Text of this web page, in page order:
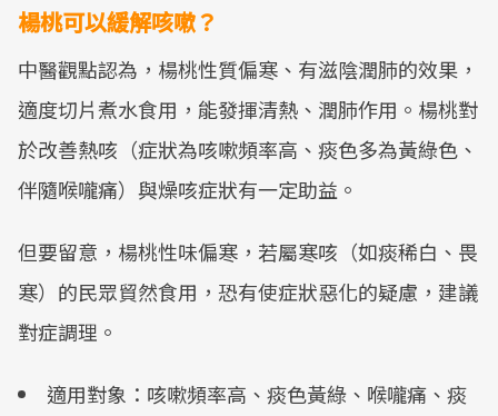
楊桃可以緩解咳嗽？
中醫觀點認為，楊桃性質偏寒、有滋陰潤肺的效果，
適度切片煮水食用，能發揮清熱、潤肺作用。楊桃對
於改善熱咳（症狀為咳嗽頻率高、痰色多為黃綠色、
伴隨喉嚨痛）與燥咳症狀有一定助益。
但要留意，楊桃性味偏寒，若屬寒咳（如痰稀白、畏
寒）的民眾貿然食用，恐有使症狀惡化的疑慮，建議
對症調理。
適用對象：咳嗽頻率高、痰色黃綠、喉嚨痛、痰